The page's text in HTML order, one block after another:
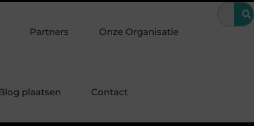
Wanneer is een kroon de
Partners Onze Organisatie
plaatsen Contact